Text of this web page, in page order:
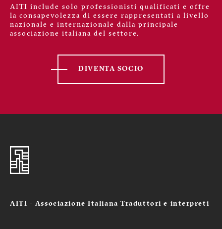
AITI include solo professionisti qualificati e offre
la consapevolezza di essere rappresentati a livello
nazionale e internazionale dalla principale
associazione italiana del settore.
DIVENTA SOCIO
AITI - Associazione Italiana Traduttori e interpreti